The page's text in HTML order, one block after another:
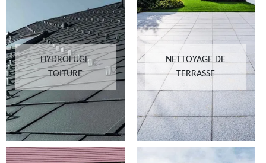
HYDROFUGE
TOITURE
NETTOYAGE DE
TERRASSE